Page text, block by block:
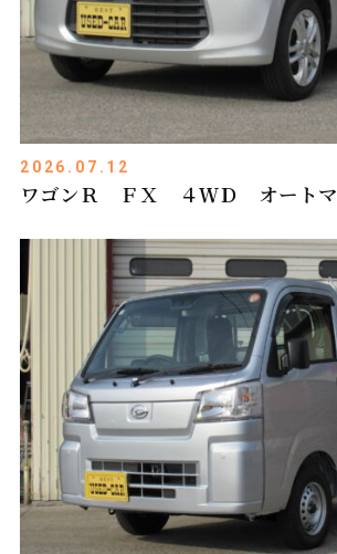
2026.07.12
ワゴンＲ ＦＸ ４ＷＤ オートマ